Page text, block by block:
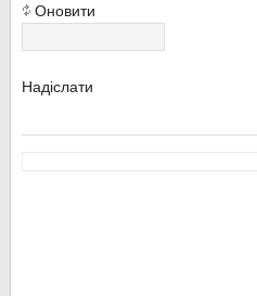
Оновити
Надіслати